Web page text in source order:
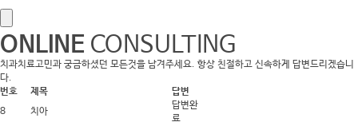
ONLINE CONSULTING
치과치료고민과 궁금하셨던 모든것을 남겨주세요. 항상 친절하고 신속하게 답변드리겠습니
다.
번호
제목
답변
8
치아
답변완
료